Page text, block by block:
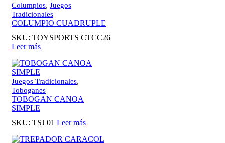
Columpios, Juegos
Tradicionales
COLUMPIO CUADRUPLE
SKU: TOYSPORTS CTCC26
Leer más
Juegos Tradicionales,
Toboganes
TOBOGAN CANOA
SIMPLE
SKU: TSJ 01 Leer más